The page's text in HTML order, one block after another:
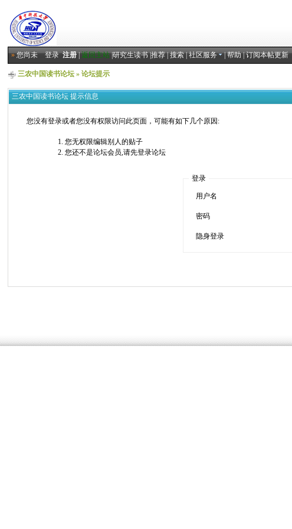
»您尚未登录 注册|返回主站|研究生读书|推荐|搜索|社区服务 |帮助|订阅本帖更新
三农中国读书论坛 » 论坛提示
三农中国读书论坛 提示信息
您没有登录或者您没有权限访问此页面，可能有如下几个原因:
您无权限编辑别人的贴子
您还不是论坛会员,请先登录论坛
登录
用户名
密码
隐身登录